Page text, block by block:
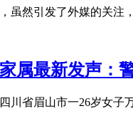
虽然引发了外媒的关注
属最新发声：
川省眉山市一26岁女子